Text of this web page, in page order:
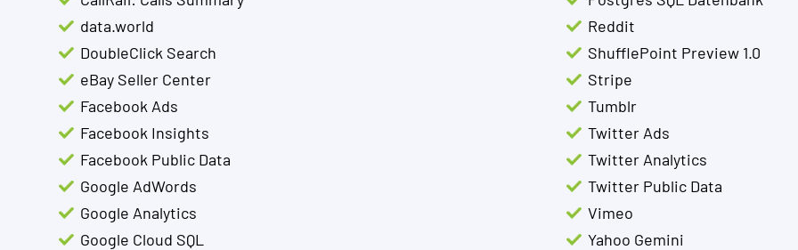
data.world
DoubleClick Search
eBay Seller Center
Facebook Ads
Facebook Insights
Facebook Public Data
Google AdWords
Google Analytics
Google Cloud SQL
Reddit
ShufflePoint Preview 1.0
Stripe
Tumblr
Twitter Ads
Twitter Analytics
Twitter Public Data
Vimeo
Yahoo Gemini